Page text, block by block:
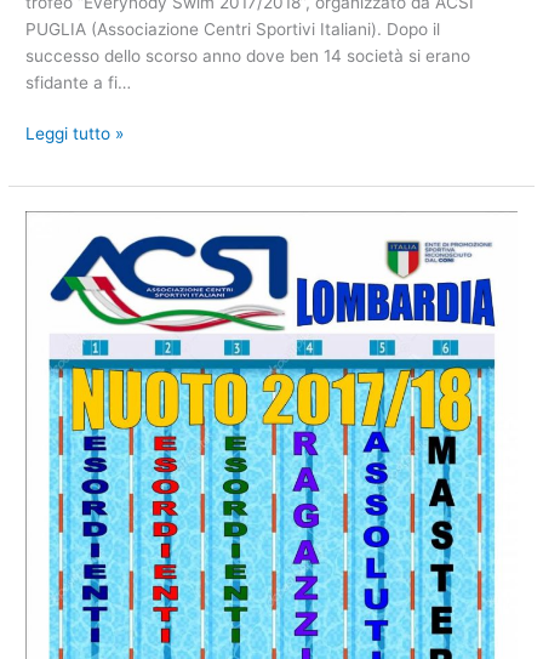
PUGLIA (Associazione Centri Sportivi Italiani). Dopo il
successo dello scorso anno dove ben 14 società si erano
sfidante a fi…
Prima
regionale
del
“Everybody
Swim
2017/2018”
Leggi tutto »